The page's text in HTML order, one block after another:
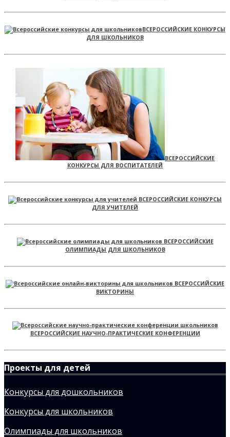
ВСЕРОССИЙСКИЕ КОНКУРСЫ
ДЛЯ ШКОЛЬНИКОВ
ВСЕРОССИЙСКИЕ
КОНКУРСЫ ДЛЯ ВОСПИТАТЕЛЕЙ
ВСЕРОССИЙСКИЕ КОНКУРСЫ
ДЛЯ УЧИТЕЛЕЙ
ВСЕРОССИЙСКИЕ
ОЛИМПИАДЫ ДЛЯ ШКОЛЬНИКОВ
ВСЕРОССИЙСКИЕ
ВИКТОРИНЫ
ВСЕРОССИЙСКИЕ НАУЧНО-ПРАКТИЧЕСКИЕ КОНФЕРЕНЦИИ
Проекты для детей
Конкурсы для дошкольников
Конкурсы для школьников
Олимпиады для школьников